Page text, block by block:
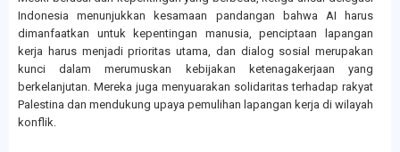
Indonesia menunjukkan kesamaan pandangan bahwa AI harus
dimanfaatkan untuk kepentingan manusia, penciptaan lapangan
kerja harus menjadi prioritas utama, dan dialog sosial merupakan
kunci dalam merumuskan kebijakan ketenagakerjaan yang
berkelanjutan. Mereka juga menyuarakan solidaritas terhadap rakyat
Palestina dan mendukung upaya pemulihan lapangan kerja di wilayah
konflik.